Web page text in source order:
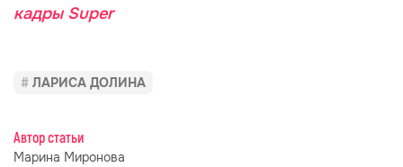
кадры Super
ЛАРИСА ДОЛИНА
Автор статьи
Марина Миронова